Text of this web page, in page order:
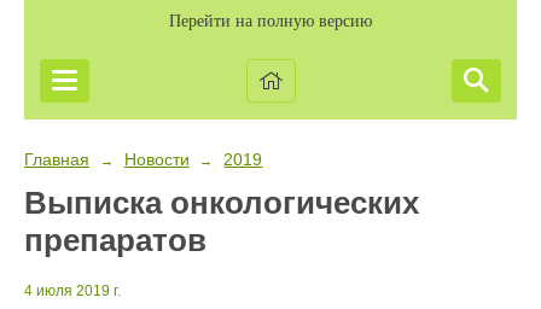
Перейти на полную версию
Главная → Новости → 2019
Выписка онкологических
препаратов
4 июля 2019 г.